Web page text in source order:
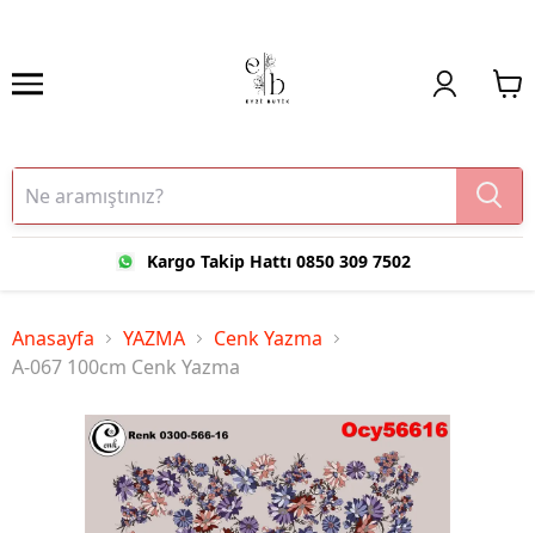
Kargo Takip Hattı 0850 309 7502
Anasayfa YAZMA
Cenk Yazma
A-067 100cm Cenk Yazma